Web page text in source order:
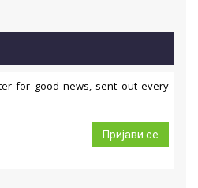
for good news, sent out every
Пријави се